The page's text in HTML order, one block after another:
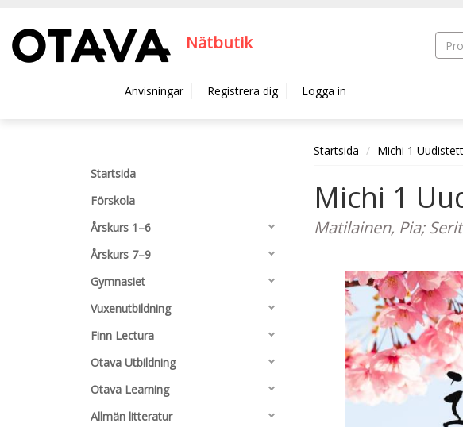
Nätbutik
Anvisningar Registrera dig Logga in
Startsida
Förskola
Årskurs 1–6
Årskurs 7–9
Gymnasiet
Vuxenutbildning
Finn Lectura
Otava Utbildning
Otava Learning
Allmän litteratur
Startsida Michi 1
Michi 1
Matilainen, Pia;